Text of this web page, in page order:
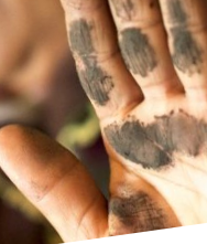
Mode : une
destructrice
Gaz au
violence
Nos autres